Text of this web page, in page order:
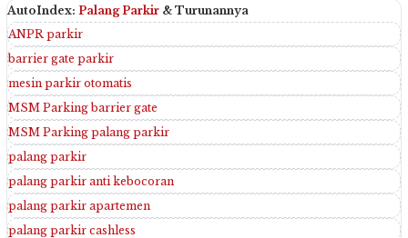
AutoIndex: Palang Parkir & Turunannya
ANPR parkir
barrier gate parkir
mesin parkir otomatis
MSM Parking barrier gate
MSM Parking palang parkir
palang parkir
palang parkir anti kebocoran
palang parkir apartemen
palang parkir cashless